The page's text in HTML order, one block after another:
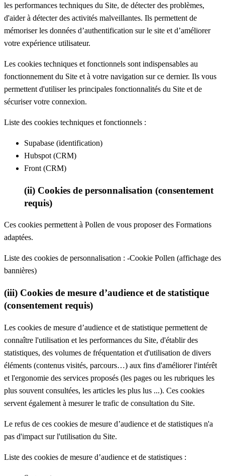
les performances techniques du Site, de détecter des problèmes,
d'aider à détecter des activités malveillantes. Ils permettent de
mémoriser les données d’authentification sur le site et d’améliorer
votre expérience utilisateur.
Les cookies techniques et fonctionnels sont indispensables au
fonctionnement du Site et à votre navigation sur ce dernier. Ils vous
permettent d'utiliser les principales fonctionnalités du Site et de
sécuriser votre connexion.
Liste des cookies techniques et fonctionnels :
Supabase (identification)
Hubspot (CRM)
Front (CRM)
(ii) Cookies de personnalisation (consentement
requis)
Ces cookies permettent à Pollen de vous proposer des Formations
adaptées.
Liste des cookies de personnalisation : -Cookie Pollen (affichage des
bannières)
(iii) Cookies de mesure d’audience et de statistique
(consentement requis)
Les cookies de mesure d’audience et de statistique permettent de
connaître l'utilisation et les performances du Site, d'établir des
statistiques, des volumes de fréquentation et d'utilisation de divers
éléments (contenus visités, parcours…) aux fins d'améliorer l'intérêt
et l'ergonomie des services proposés (les pages ou les rubriques les
plus souvent consultées, les articles les plus lus ...). Ces cookies
servent également à mesurer le trafic de consultation du Site.
Le refus de ces cookies de mesure d’audience et de statistiques n'a
pas d'impact sur l'utilisation du Site.
Liste des cookies de mesure d’audience et de statistiques :